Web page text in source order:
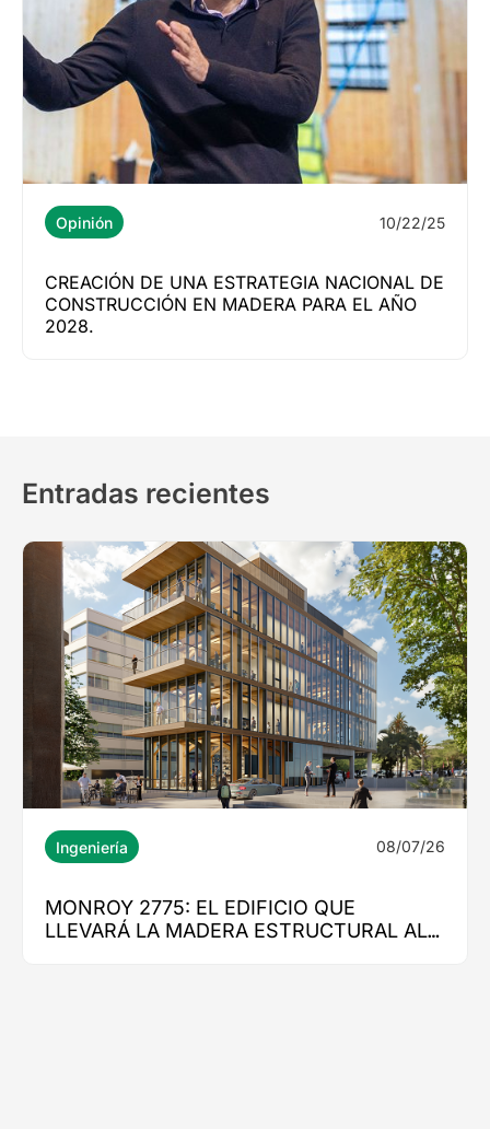
Opinión 10/22/25
CREACIÓN DE UNA ESTRATEGIA NACIONAL DE
CONSTRUCCIÓN EN MADERA PARA EL AÑO
2028.
Entradas recientes
Ingeniería 08/07/26
MONROY 2775: EL EDIFICIO QUE
LLEVARÁ LA MADERA ESTRUCTURAL AL